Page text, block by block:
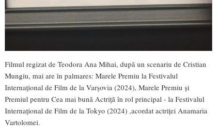
Filmul regizat de Teodora Ana Mihai, după un scenariu de Cristian
Mungiu, mai are în palmares: Marele Premiu la Festivalul
Internațional de Film de la Varșovia (2024), Marele Premiu și
Premiul pentru Cea mai bună Actriță în rol principal - la Festivalul
Internațional de Film de la Tokyo (2024) ,acordat actriței Anamaria
Vartolomei.